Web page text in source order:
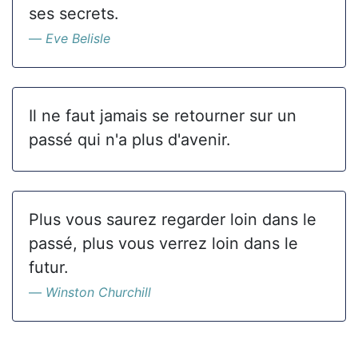
ses secrets.
Eve Belisle
Il ne faut jamais se retourner sur un
passé qui n'a plus d'avenir.
Plus vous saurez regarder loin dans le
passé, plus vous verrez loin dans le
futur.
Winston Churchill